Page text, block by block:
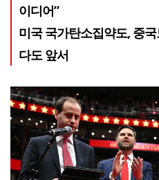
이디어”
미국 국가탄소집약도, 중
다도 앞서